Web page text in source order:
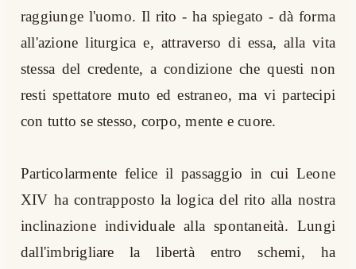
raggiunge l'uomo. Il rito - ha spiegato - dà forma
all'azione liturgica e, attraverso di essa, alla vita
stessa del credente, a condizione che questi non
resti spettatore muto ed estraneo, ma vi partecipi
con tutto se stesso, corpo, mente e cuore.
Particolarmente felice il passaggio in cui Leone
XIV ha contrapposto la logica del rito alla nostra
inclinazione individuale alla spontaneità. Lungi
dall'imbrigliare la libertà entro schemi, ha